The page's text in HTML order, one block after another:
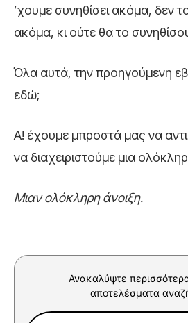
’χουμε συνηθίσει ακόμα, δεν
ακόμα, κι ούτε θα το
Όλα αυτά, την προηγούμενη
εδώ;
Α! έχουμε μπροστά μας να
να διαχειριστούμε μια
Μιαν ολόκληρη άνοιξη.
Ανακαλύψτε
αποτελέσματα